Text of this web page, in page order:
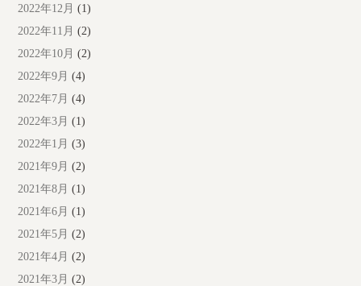
2022年12月 (1)
2022年11月 (2)
2022年10月 (2)
2022年9月 (4)
2022年7月 (4)
2022年3月 (1)
2022年1月 (3)
2021年9月 (2)
2021年8月 (1)
2021年6月 (1)
2021年5月 (2)
2021年4月 (2)
2021年3月 (2)